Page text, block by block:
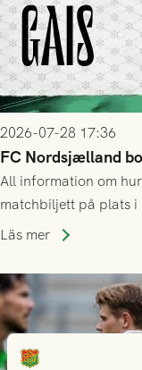
2026-07-28 17:36
FC Nordsjælland
All information om
matchbiljett på plats
som står på
Läs mer